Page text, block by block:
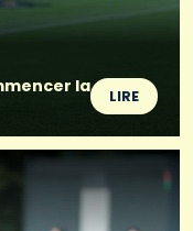
la
LIRE